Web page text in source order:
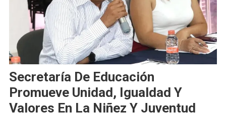
Secretaría De Educación
Promueve Unidad, Igualdad Y
Valores En La Niñez Y Juventud